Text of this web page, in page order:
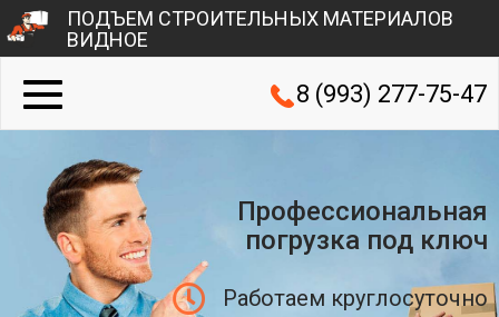
ПОДЪЕМ СТРОИТЕЛЬНЫХ МАТЕРИАЛОВ
ВИДНОЕ
8 (993) 277-75-47
Профессиональная
погрузка под ключ
Работаем круглосуточно